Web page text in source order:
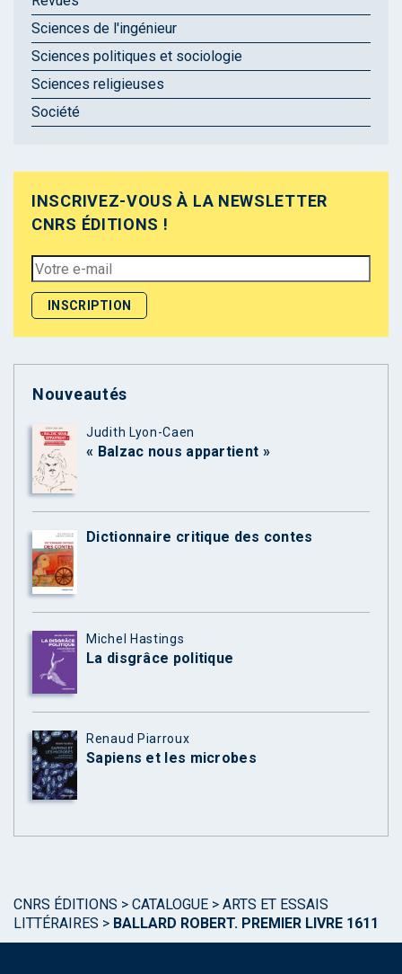
Sciences de l'ingénieur
Sciences politiques et sociologie
Sciences religieuses
Société
INSCRIVEZ-VOUS À LA NEWSLETTER
CNRS ÉDITIONS !
Nouveautés
Judith Lyon-Caen
« Balzac nous appartient »
Dictionnaire critique des contes
Michel Hastings
La disgrâce politique
Renaud Piarroux
Sapiens et les microbes
CNRS ÉDITIONS > CATALOGUE > ARTS ET ESSAIS
LITTÉRAIRES > BALLARD ROBERT. PREMIER LIVRE 1611